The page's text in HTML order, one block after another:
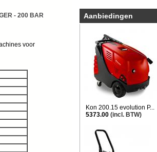
- 200 BAR
voor
Aanbiedingen
Kon 200.15 evolution P...
5373.00 (incl. BTW)